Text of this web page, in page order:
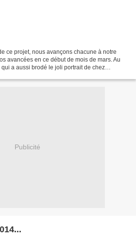
ce projet, nous avançons chacune à notre
avancées en ce début de mois de mars. Au
a aussi brodé le joli portrait de chez
Publicité